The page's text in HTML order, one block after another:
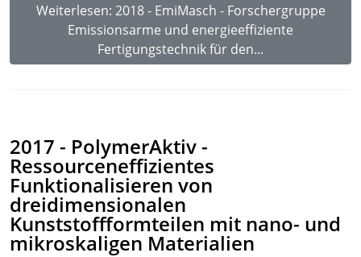
Weiterlesen: 2018 - EmiMasch - Forschergruppe
Emissionsarme und energieeffiziente
Fertigungstechnik für den...
2017 - PolymerAktiv -
Ressourceneffizientes
Funktionalisieren von
dreidimensionalen
Kunststoffformteilen mit nano- und
mikroskaligen Materialien